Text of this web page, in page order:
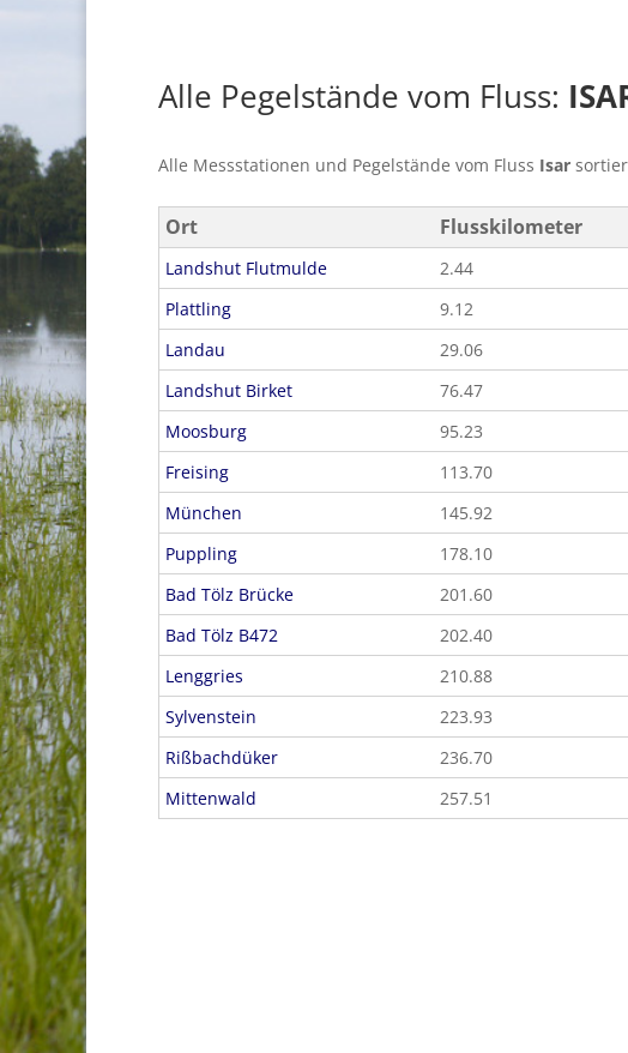
Alle Pegelstände vom Fluss:
Alle Messstationen und Pegelstände vom Fluss Isar
Ort Flusskilometer
Landshut Flutmulde 2.44
Plattling
9.12
Landau
29.06
Landshut Birket
76.47
Moosburg
95.23
Freising
113.70
München
145.92
Puppling
178.10
Bad Tölz Brücke
201.60
Bad Tölz B472
202.40
Lenggries
210.88
Sylvenstein
223.93
Rißbachdüker
236.70
Mittenwald
257.51